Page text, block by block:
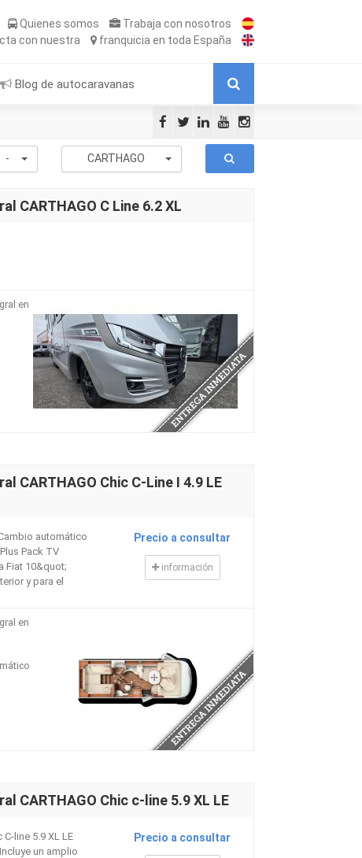
Quienes somos Trabaja con nosotros
con nuestra franquicia en toda España
Blog de autocaravanas
- CARTHAGO
CARTHAGO C Line 6.2 XL
en
CARTHAGO Chic C-Line I 4.9 LE
automático
Pack TV
Fiat 10&quot;
y para el
Precio a consultar
información
en
CARTHAGO Chic c-line 5.9 XL LE
line 5.9 XL LE
un amplio
Precio a consultar